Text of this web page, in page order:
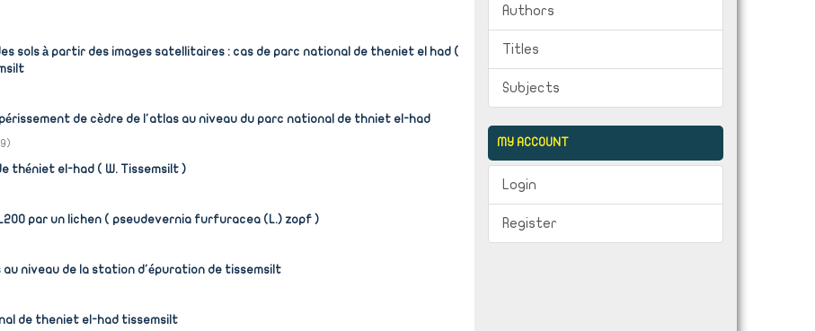
sols à partir des images satellitaires : cas de parc national de theniet el had (
de cèdre de l'atlas au niveau du parc national de thniet el-had
)
théniet el-had ( W. Tissemsilt )
par un lichen ( pseudevernia furfuracea (L.) zopf )
niveau de la station d'épuration de tissemsilt
de theniet el-had tissemsilt
Authors
Titles
Subjects
MY ACCOUNT
Login
Register